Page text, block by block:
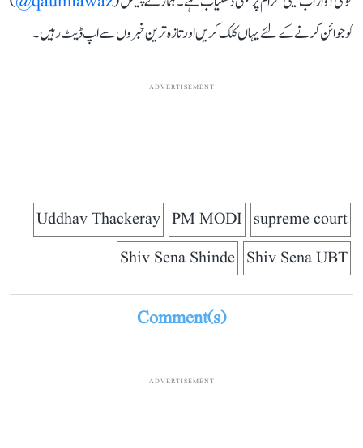
کو جوائن کرنے کے لئے یہاں کلک کریں اور تازہ ترین خبروں سے اپ ڈیٹ رہیں۔
ADVERTISEMENT
supreme court
PM MODI
Uddhav Thackeray
Shiv Sena UBT
Shiv Sena Shinde
Comment(s)
ADVERTISEMENT